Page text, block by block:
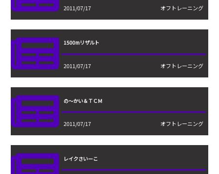
2011/07/17 オフトレーニング
1500mリザルト
2011/07/17 オフトレーニング
の〜かい＆ＴＣＭ
2011/07/17 オフトレーニング
レイクさいーこ